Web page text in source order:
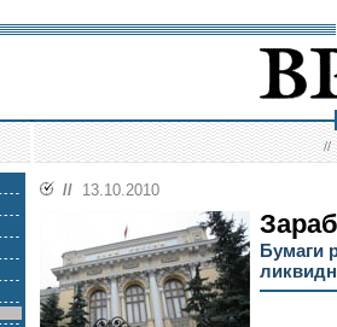
//
// 13.10.2010
Бумаги